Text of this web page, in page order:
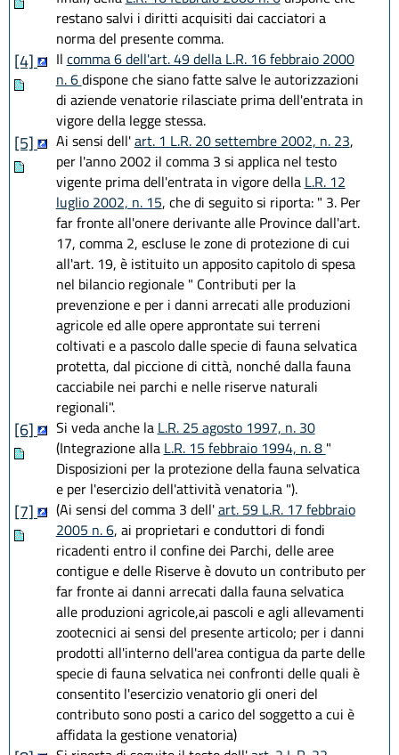
restano salvi i diritti acquisiti dai cacciatori a
norma del presente comma.
[4] Il comma 6 dell'art. 49 della L.R. 16 febbraio 2000
n. 6dispone che siano fatte salve le autorizzazioni
di aziende venatorie rilasciate prima dell'entrata in
vigore della legge stessa.
[5] Ai sensi dell'art. 1 L.R. 20 settembre 2002, n. 23,
per l'anno 2002 il comma 3 si applica nel testo
vigente prima dell'entrata in vigore della L.R. 12
luglio 2002, n. 15, che di seguito si riporta: " 3. Per
far fronte all'onere derivante alle Province dall'art.
17, comma 2, escluse le zone di protezione di cui
all'art. 19, è istituito un apposito capitolo di spesa
nel bilancio regionale " Contributi per la
prevenzione e per i danni arrecati alle produzioni
agricole ed alle opere approntate sui terreni
coltivati e a pascolo dalle specie di fauna selvatica
protetta, dal piccione di città, nonché dalla fauna
cacciabile nei parchi e nelle riserve naturali
regionali".
[6] Si veda anche la L.R. 25 agosto 1997, n. 30
(Integrazione alla L.R. 15 febbraio 1994, n. 8 "
Disposizioni per la protezione della fauna selvatica
e per l'esercizio dell'attività venatoria ").
[7] (Ai sensi del comma 3 dell'art. 59 L.R. 17 febbraio
2005 n. 6, ai proprietari e conduttori di fondi
ricadenti entro il confine dei Parchi, delle aree
contigue e delle Riserve è dovuto un contributo per
far fronte ai danni arrecati dalla fauna selvatica
alle produzioni agricole,ai pascoli e agli allevamenti
zootecnici ai sensi del presente articolo; per i danni
prodotti all'interno dell'area contigua da parte delle
specie di fauna selvatica nei confronti delle quali è
consentito l'esercizio venatorio gli oneri del
contributo sono posti a carico del soggetto a cui è
affidata la gestione venatoria)